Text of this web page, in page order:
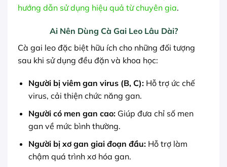
hướng dẫn sử dụng hiệu quả từ chuyên gia.
Ai Nên Dùng Cà Gai Leo Lâu Dài?
Cà gai leo đặc biệt hữu ích cho những đối tượng
sau khi sử dụng đều đặn và khoa học:
Người bị viêm gan virus (B, C):Hỗ trợ ức chế
virus, cải thiện chức năng gan.
Người có men gan cao:Giúp đưa chỉ số men
gan về mức bình thường.
Người bị xơ gan giai đoạn đầu:Hỗ trợ làm
chậm quá trình xơ hóa gan.